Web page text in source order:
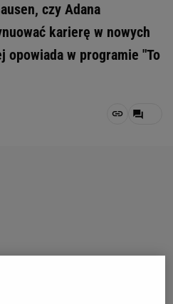
czy Adana
karierę w nowych
opowiada w programie "To